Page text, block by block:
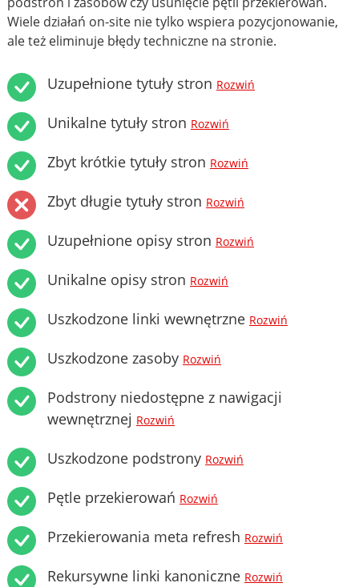
Wiele działań on-site nie tylko wspiera pozycjonowanie,
ale też eliminuje błędy techniczne na stronie.
Uzupełnione tytuły stron Rozwiń
Unikalne tytuły stron Rozwiń
Zbyt krótkie tytuły stron Rozwiń
Zbyt długie tytuły stron Rozwiń
Uzupełnione opisy stron Rozwiń
Unikalne opisy stron Rozwiń
Uszkodzone linki wewnętrzne Rozwiń
Uszkodzone zasoby Rozwiń
Podstrony niedostępne z nawigacji
wewnętrznej Rozwiń
Uszkodzone podstrony Rozwiń
Pętle przekierowań Rozwiń
Przekierowania meta refresh Rozwiń
Rekursywne linki kanoniczne Rozwiń